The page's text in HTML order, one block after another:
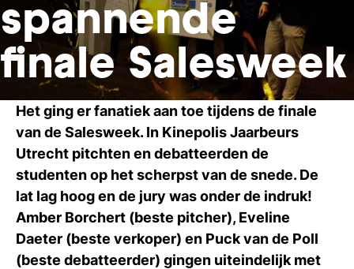
spannende
finale Salesweek
Het ging er fanatiek aan toe tijdens de finale
van de Salesweek. In Kinepolis Jaarbeurs
Utrecht pitchten en debatteerden de
studenten op het scherpst van de snede. De
lat lag hoog en de jury was onder de indruk!
Amber Borchert (beste pitcher), Eveline
Daeter (beste verkoper) en Puck van de Poll
(beste debatteerder) gingen uiteindelijk met